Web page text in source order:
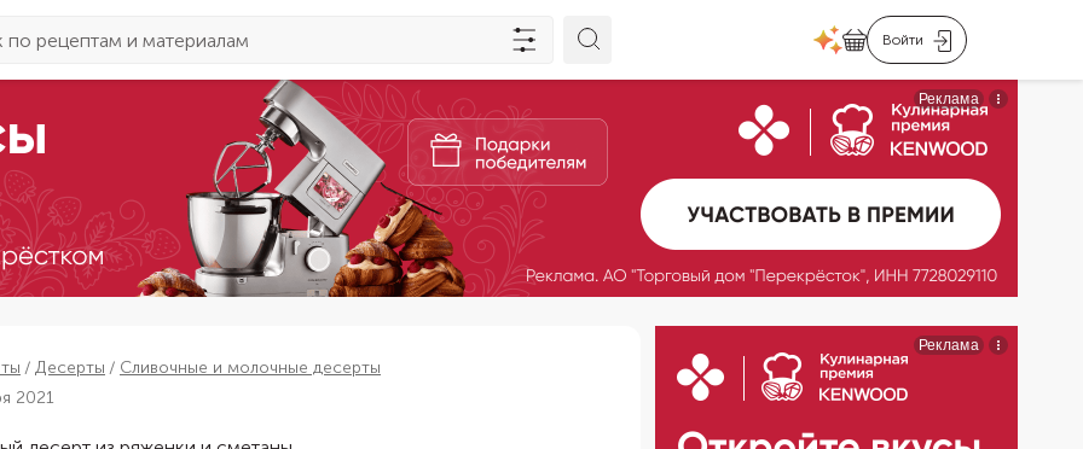
Войти
Десерты
Сливочные и молочные десерты
2021